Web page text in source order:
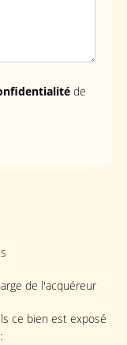
de
de l'acquéreur
ce bien est exposé